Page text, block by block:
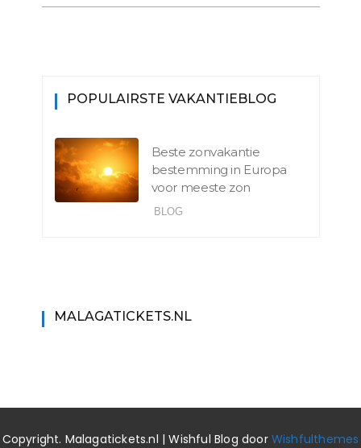
POPULAIRSTE VAKANTIEBLOG
Beste zonvakantie
bestemming in Europa
voor meeste zon
BLOG
MALAGATICKETS.NL
Copyright. Malagatickets.nl | Wishful Blog door Wishfulthemes